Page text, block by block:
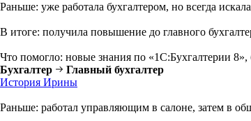
Раньше: уже работала бухгалтером, но всегда
В итоге: получила повышение до главного
Что помогло: новые знания по «1С:Бухгалтерии
Бухгалтер
Главный бухгалтер
История Ирины
Раньше: работал управляющим в салоне, затем в